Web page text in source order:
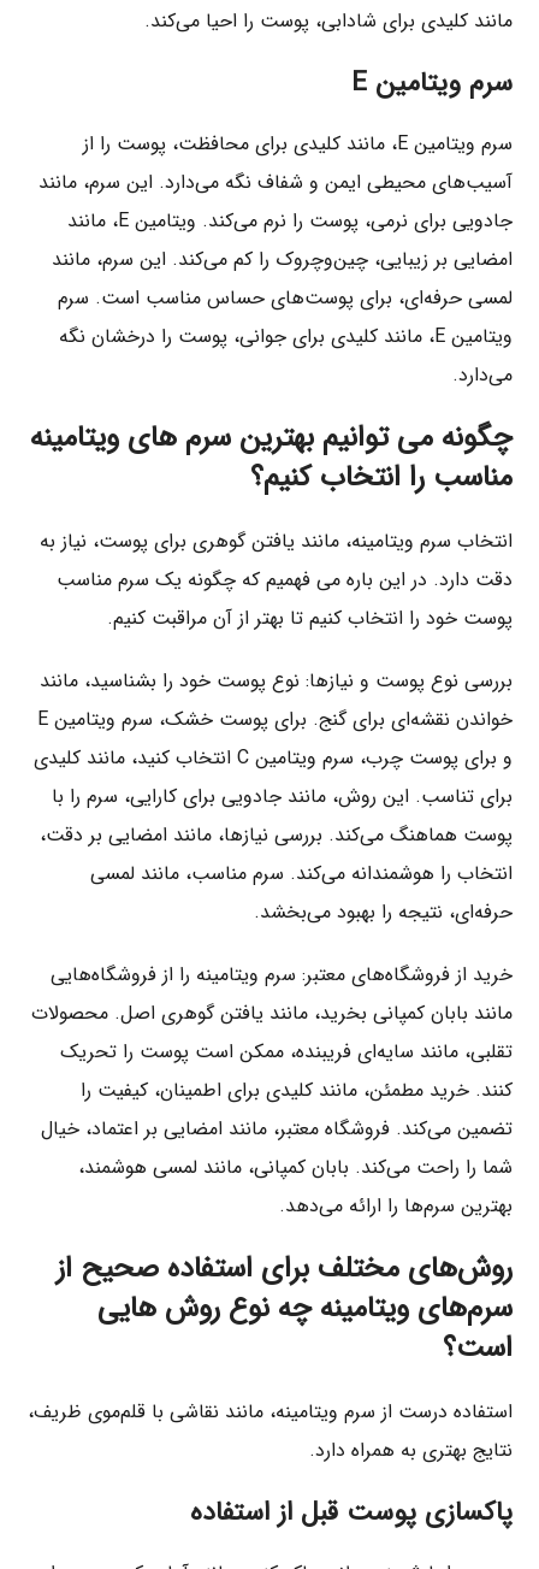
مانند کلیدی برای شادابی، پوست را احیا می‌کند.
سرم ویتامین E
سرم ویتامین E، مانند کلیدی برای محافظت، پوست را از
آسیب‌های محیطی ایمن و شفاف نگه می‌دارد. این سرم، مانند
جادویی برای نرمی، پوست را نرم می‌کند. ویتامین E، مانند
امضایی بر زیبایی، چین‌وچروک را کم می‌کند. این سرم، مانند
لمسی حرفه‌ای، برای پوست‌های حساس مناسب است. سرم
ویتامین E، مانند کلیدی برای جوانی، پوست را درخشان نگه
می‌دارد.
چگونه می توانیم بهترین سرم های ویتامینه
مناسب را انتخاب کنیم؟
انتخاب سرم ویتامینه، مانند یافتن گوهری برای پوست، نیاز به
دقت دارد. در این باره می فهمیم که چگونه یک سرم مناسب
پوست خود را انتخاب کنیم تا بهتر از آن مراقبت کنیم.
بررسی نوع پوست و نیازها: نوع پوست خود را بشناسید، مانند
خواندن نقشه‌ای برای گنج. برای پوست خشک، سرم ویتامین E
و برای پوست چرب، سرم ویتامین C انتخاب کنید، مانند کلیدی
برای تناسب. این روش، مانند جادویی برای کارایی، سرم را با
پوست هماهنگ می‌کند. بررسی نیازها، مانند امضایی بر دقت،
انتخاب را هوشمندانه می‌کند. سرم مناسب، مانند لمسی
حرفه‌ای، نتیجه را بهبود می‌بخشد.
خرید از فروشگاه‌های معتبر: سرم ویتامینه را از فروشگاه‌هایی
مانند بابان کمپانی بخرید، مانند یافتن گوهری اصل. محصولات
تقلبی، مانند سایه‌ای فریبنده، ممکن است پوست را تحریک
کنند. خرید مطمئن، مانند کلیدی برای اطمینان، کیفیت را
تضمین می‌کند. فروشگاه معتبر، مانند امضایی بر اعتماد، خیال
شما را راحت می‌کند. بابان کمپانی، مانند لمسی هوشمند،
بهترین سرم‌ها را ارائه می‌دهد.
روش‌های مختلف برای استفاده صحیح از
سرم‌های ویتامینه چه نوع روش هایی
است؟
استفاده درست از سرم ویتامینه، مانند نقاشی با قلم‌موی ظریف،
نتایج بهتری به همراه دارد.
پاکسازی پوست قبل از استفاده